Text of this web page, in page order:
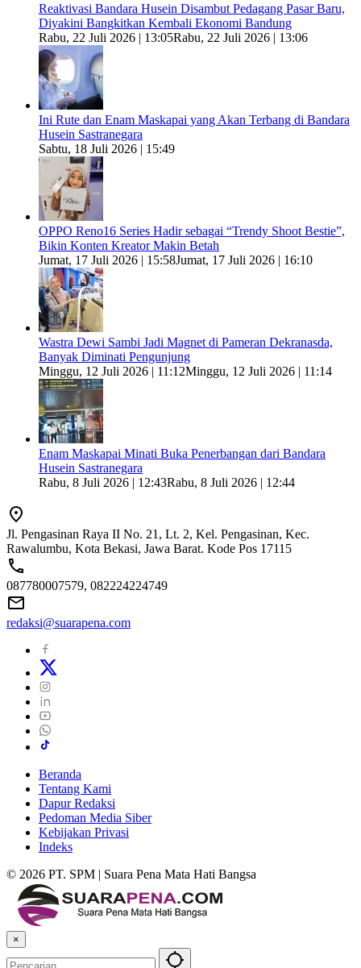
Reaktivasi Bandara Husein Disambut Pedagang Pasar Baru,
Diyakini Bangkitkan Kembali Ekonomi Bandung
Rabu, 22 Juli 2026 | 13:05Rabu, 22 Juli 2026 | 13:06
Ini Rute dan Enam Maskapai yang Akan Terbang di Bandara
Husein Sastranegara
Sabtu, 18 Juli 2026 | 15:49
OPPO Reno16 Series Hadir sebagai “Trendy Shoot Bestie”,
Bikin Konten Kreator Makin Betah
Jumat, 17 Juli 2026 | 15:58Jumat, 17 Juli 2026 | 16:10
Wastra Dewi Sambi Jadi Magnet di Pameran Dekranasda,
Banyak Diminati Pengunjung
Minggu, 12 Juli 2026 | 11:12Minggu, 12 Juli 2026 | 11:14
Enam Maskapai Minati Buka Penerbangan dari Bandara
Husein Sastranegara
Rabu, 8 Juli 2026 | 12:43Rabu, 8 Juli 2026 | 12:44
Jl. Pengasinan Raya II No. 21, Lt. 2, Kel. Pengasinan, Kec.
Rawalumbu, Kota Bekasi, Jawa Barat. Kode Pos 17115
087780007579, 082224224749
redaksi@suarapena.com
Beranda
Tentang Kami
Dapur Redaksi
Pedoman Media Siber
Kebijakan Privasi
Indeks
© 2026 PT. SPM | Suara Pena Mata Hati Bangsa
×